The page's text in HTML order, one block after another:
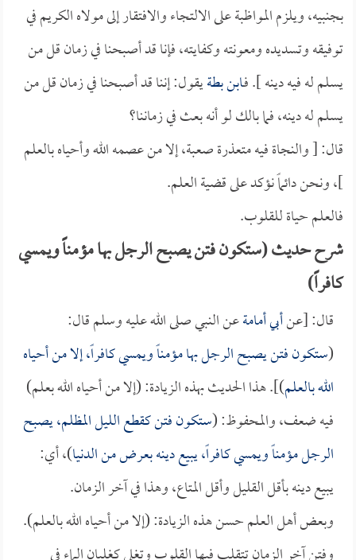
بجنبيه، ويلزم المواظبة على الالتجاء والافتقار إلى مولاه الكريم في
توفيقه وتسديده ومعونته وكفايته، فإنا قد أصبحنا في زمان قل من
يسلم له فيه دينه ]. فـابن بطةيقول: إننا قد أصبحنا في زمان قل من
يسلم له دينه، فما بالك لو أنه بعث في زماننا؟
قال: [ والنجاة فيه متعذرة صعبة، إلا من عصمه الله وأحياه بالعلم
]، ونحن دائماً نؤكد على قضية العلم.
فالعلم حياة للقلوب.
شرح حديث (ستكون فتن يصبح الرجل بها مؤمناً ويمسي
كافراً)
قال: [عنأبي أمامةعن النبي صلى الله عليه وسلم قال:
(ستكون فتن يصبح الرجل بها مؤمناً ويمسي كافراً، إلا من أحياه
الله بالعلم)]. هذا الحديث بهذه الزيادة: (إلا من أحياه الله بعلم)
فيه ضعف، والمحفوظ: (ستكون فتن كقطع الليل المظلم، يصبح
الرجل مؤمناً ويمسي كافراً، يبيع دينه بعرض من الدنيا)، أي:
يبيع دينه بأقل القليل وأقل المتاع، وهذا في آخر الزمان.
وبعض أهل العلم حسن هذه الزيادة: (إلا من أحياه الله بالعلم).